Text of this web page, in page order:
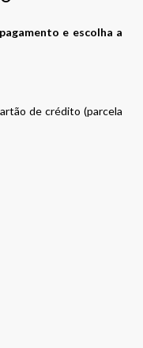
e escolha a
de crédito (parcela